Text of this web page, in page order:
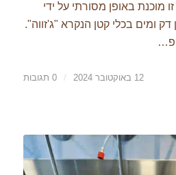
זו מוכנת באופן מסורתי על ידי
ומים בכלי קטן הנקרא "ג'זווה".
12 באוקטובר 2024 / 0 תגובות